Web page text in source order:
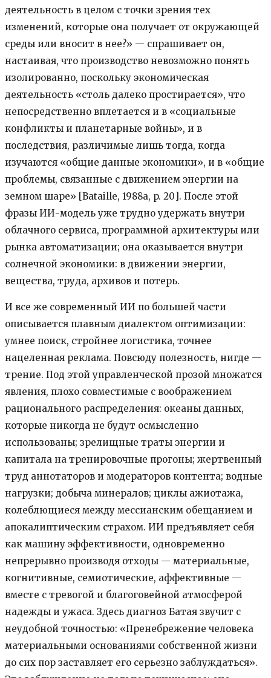
деятельность в целом с точки зрения тех
изменений, которые она получает от окружающей
среды или вносит в нее?» — спрашивает он,
настаивая, что производство невозможно понять
изолированно, поскольку экономическая
деятельность «столь далеко простирается», что
непосредственно вплетается и в «социальные
конфликты и планетарные войны», и в
последствия, различимые лишь тогда, когда
изучаются «общие данные экономики», и в «общие
проблемы, связанные с движением энергии на
земном шаре» [Bataille, 1988a, p. 20]. После этой
фразы ИИ-модель уже трудно удержать внутри
облачного сервиса, программной архитектуры или
рынка автоматизации; она оказывается внутри
солнечной экономики: в движении энергии,
вещества, труда, архивов и потерь.
И все же современный ИИ по большей части
описывается плавным диалектом оптимизации:
умнее поиск, стройнее логистика, точнее
нацеленная реклама. Повсюду полезность, нигде —
трение. Под этой управленческой прозой множатся
явления, плохо совместимые с воображением
рационального распределения: океаны данных,
которые никогда не будут осмысленно
использованы; зрелищные траты энергии и
капитала на тренировочные прогоны; жертвенный
труд аннотаторов и модераторов контента; водные
нагрузки; добыча минералов; циклы ажиотажа,
колеблющиеся между мессианским обещанием и
апокалиптическим страхом. ИИ предъявляет себя
как машину эффективности, одновременно
непрерывно производя отходы — материальные,
когнитивные, семиотические, аффективные —
вместе с тревогой и благоговейной атмосферой
надежды и ужаса. Здесь диагноз Батая звучит с
неудобной точностью: «Пренебрежение человека
материальными основаниями собственной жизни
до сих пор заставляет его серьезно заблуждаться».